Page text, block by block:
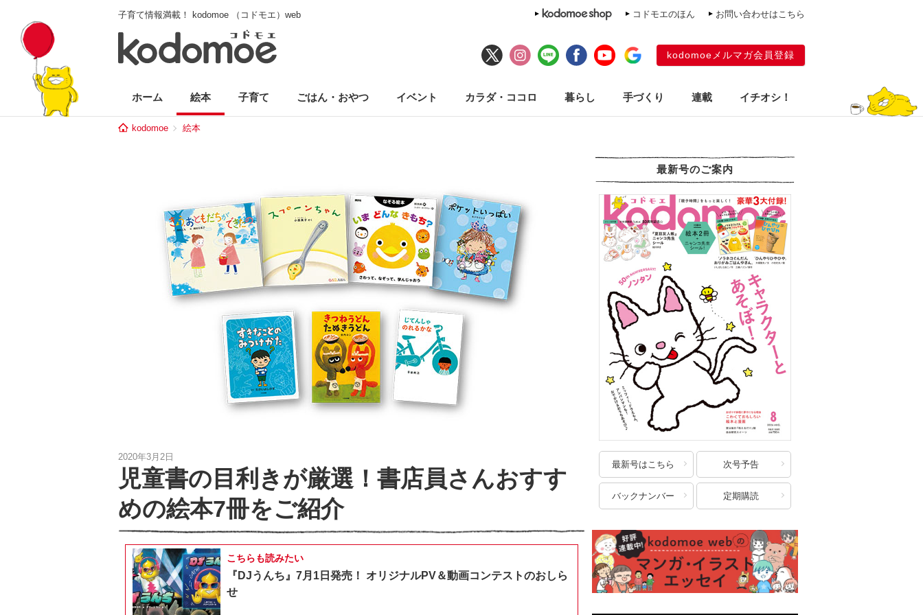
子育て情報満載！ kodomoe （コドモエ）web コドモエのほん お問い合わせはこちら
kodomoeメルマガ会員登録
ホーム 絵本 子育て ごはん・おやつ イベント カラダ・ココロ 暮らし 手づくり 連載 イチオシ！
kodomoe 絵本
2020年3月2日
児童書の目利きが厳選！書店員さんおすす
めの絵本7冊をご紹介
こちらも読みたい
『DJうんち』7月1日発売！ オリジナルPV＆動画コンテストのおしら
せ
最新号のご案内
最新号はこちら 次号予告
バックナンバー 定期購読